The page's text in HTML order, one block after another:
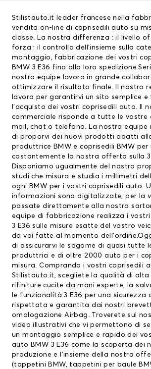
Stilistauto.it leader francese nella
vendita on-line di coprisedili auto su
classe. La nostra differenza : il livello
forza : il controllo dell’insieme sulla
montaggio, fabbricazione dei vostri
BMW 3 E36 fino alla loro
nostra equipe lavora in grande
ottimizzare il risultato finale. Il nostro
lavora per garantirvi un sito semplice e
l’acquisto dei vostri coprisedili auto. Il
commerciale risponde a tutte le vostre
mail, chat o telefono. La nostra equipe
di proporvi dei nuovi prodotti adatti
produttrice BMW ecoprisedili BMW per
costantemente la nostra offerta sulla 3
Disponiamo ugualmente del nostro
studi che misura e studia i millimetri
ogni BMW per i vostri coprisedili auto.
informazioni sono digitalizzate, per la
passate direttamente alla nostra
equipe di fabbricazione realizza i vostri
3 E36 sulle misure esatte del vostro
da voi fatte al momento
di assicurarvi le sagome di quasi tutte
produttrici e di oltre 2000 auto per i
misura. Comprando i vostri coprisedili
Stilistauto.it, scegliete la qualità di alta
rifiniture cucite da mani esperte, la
le funzionalità 3 E36 per una sicurezza
rispettata e garantita dai nostri
omologazione Airbag. Troverete sul
video illustrativi che vi permettono di
un montaggio semplice e rapido dei
auto BMW 3 E36 come la scoperta dei
produzione e l’insieme della nostra
(tappetini BMW, tappetini per baule